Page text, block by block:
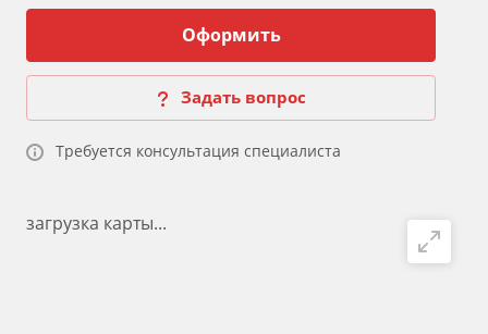
Оформить
Задать вопрос
Требуется консультация специалиста
загрузка карты...